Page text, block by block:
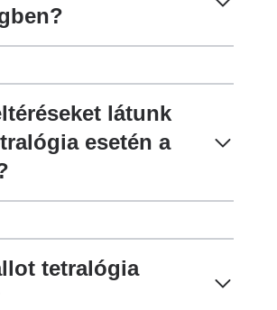
látunk
esetén a
tetralógia